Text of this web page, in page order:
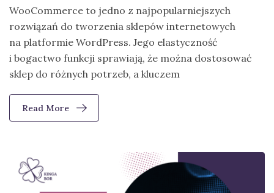
WooCommerce to jedno z najpopularniejszych
rozwiązań do tworzenia sklepów internetowych
na platformie WordPress. Jego elastyczność
i bogactwo funkcji sprawiają, że można dostosować
sklep do różnych potrzeb, a kluczem
Read More